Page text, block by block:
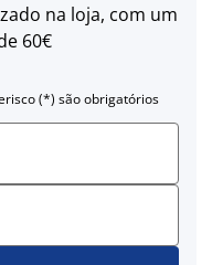
na loja, com um
60€
(*) são obrigatórios